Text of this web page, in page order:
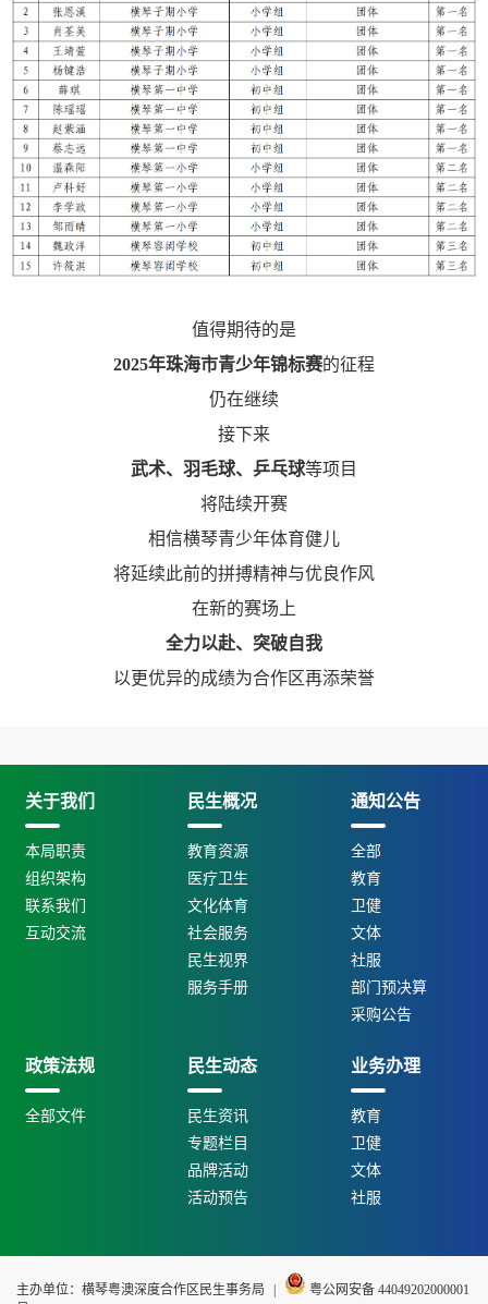
值得期待的是
2025年珠海市青少年锦标赛的征程
仍在继续
接下来
武术、羽毛球、乒乓球等项目
将陆续开赛
相信横琴青少年体育健儿
将延续此前的拼搏精神与优良作风
在新的赛场上
全力以赴、突破自我
以更优异的成绩为合作区再添荣誉
关于我们
本局职责
组织架构
联系我们
互动交流
民生概况
教育资源
医疗卫生
文化体育
社会服务
民生视界
服务手册
通知公告
全部
教育
卫健
文体
社服
部门预决算
采购公告
政策法规
全部文件
民生动态
民生资讯
专题栏目
品牌活动
活动预告
业务办理
教育
卫健
文体
社服
主办单位：横琴粤澳深度合作区民生事务局
粤公网安备 44049202000001